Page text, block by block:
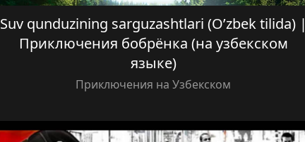
Suv qunduzining sarguzashtlari (O’zbek tilida) |
Приключения бобрёнка (на узбекском
языке)
Приключения на Узбекском